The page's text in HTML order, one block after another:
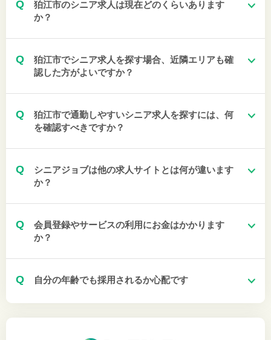
Q
狛江市のシニア求人は現在どのくらいあります
か？
Q
狛江市でシニア求人を探す場合、近隣エリアも確
認した方がよいですか？
Q
狛江市で通勤しやすいシニア求人を探すには、何
を確認すべきですか？
Q
シニアジョブは他の求人サイトとは何が違います
か？
Q
会員登録やサービスの利用にお金はかかります
か？
Q 自分の年齢でも採用されるか心配です